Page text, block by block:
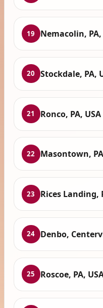
19 Nemacolin, PA,
20 Stockdale, PA,
21 Ronco, PA, USA
22 Masontown,
23 Rices Landing,
24 Denbo,
25 Roscoe, PA,